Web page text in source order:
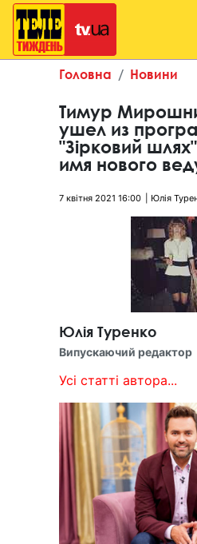
Головна Новини
Тимур
ушел из
"Зірковий
имя нового
7 квітня 2021 16:00 Юлія
Юлія Туренко
Випускаючий редактор
Усі статті автора...